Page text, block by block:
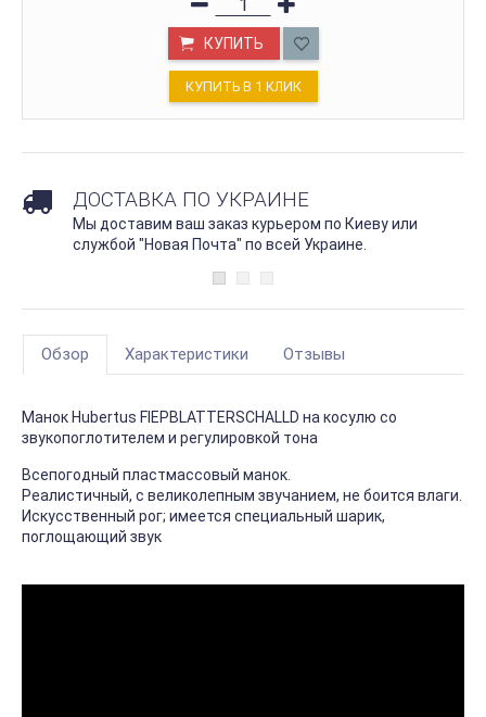
КУПИТЬ
КУПИТЬ В 1 КЛИК
ДОСТАВКА ПО УКРАИНЕ
Мы доставим ваш заказ курьером по Киеву или
службой "Новая Почта" по всей Украине.
Обзор Характеристики Отзывы
Манок Hubertus FIEPBLATTERSCHALLD на косулю со
звукопоглотителем и регулировкой тона
Всепогодный пластмассовый манок.
Реалистичный, с великолепным звучанием, не боится влаги.
Искусственный рог; имеется специальный шарик,
поглощающий звук